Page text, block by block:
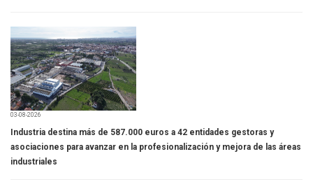
03-08-2026
Industria destina más de 587.000 euros a 42 entidades gestoras y
asociaciones para avanzar en la profesionalización y mejora de las áreas
industriales